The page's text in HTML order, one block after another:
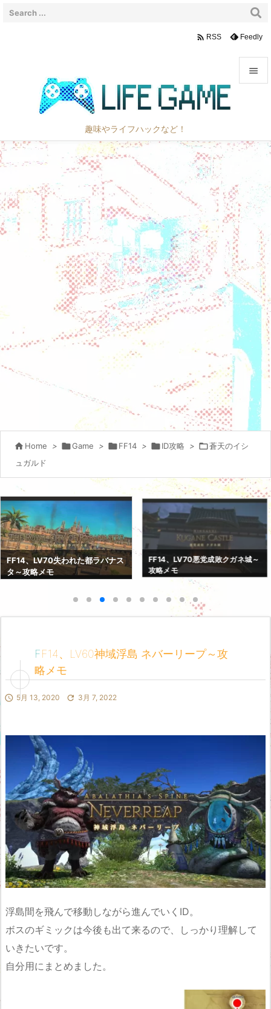
趣味やライフハックなど！

サイド

次へ

検索
 RSS Feedly
 Home > Game > FF14 > ID攻略 > 蒼天のイシ
ュガルド
FF14、LV70悪党成敗クガネ城～
攻略メモ
FF14、LV70紅蓮決戦アラミゴ～
攻略メモ
FF14、LV60神域浮島 ネバーリープ～攻
略メモ
 5月 13, 2020  3月 7, 2022
浮島間を飛んで移動しながら進んでいくID。
ボスのギミックは今後も出て来るので、しっかり理解して
いきたいです。
自分用にまとめました。